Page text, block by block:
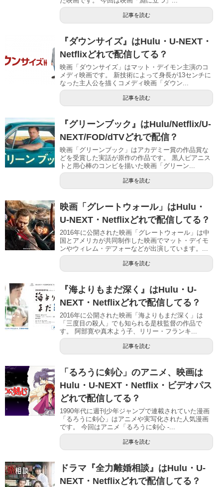
記事を読む
『ダウンサイズ』はHulu・U-NEXT・
Netflixどれで配信してる？
映画「ダウンサイズ」はマット・デイモン主演のコ
メディ映画です。 新技術によって身長が13センチに
なった主人公を描くコメディ映画「ダウン...
記事を読む
『グリーンブック』はHulu/Netflix/U-
NEXT/FOD/dTVどれで配信？
映画「グリーンブック」はアカデミー賞の作品賞な
どを受賞した実話が原作の作品です。 黒人ピアニス
トと用心棒のコンビを描いた映画「グリーン...
記事を読む
映画「グレートウォール」はHulu・
U-NEXT・Netflixどれで配信してる？
2016年に公開された映画「グレートウォール」は中
国とアメリカが共同制作した映画でマット・デイモ
ンやウィレム・デフォーなどが出演しています。...
記事を読む
『海よりもまだ深く』はHulu・U-
NEXT・Netflixどれで配信してる？
2016年に公開された映画「海よりもまだ深く」は
「三度目の殺人」でも知られる是枝監督の作品で
す。 阿部寛や真木よう子、リリー・フランキ...
記事を読む
「るろうに剣心」のアニメ、映画は
Hulu・U-NEXT・Netflix・ビデオパス
どれで配信してる？
1990年代に週刊少年ジャンプで連載されていた漫画
「るろうに剣心」はアニメや実写化された人気漫画
です。 今回はアニメ「るろうに剣心 ‐...
記事を読む
ドラマ『全力離婚相談』はHulu・U-
NEXT・Netflixどれで配信してる？